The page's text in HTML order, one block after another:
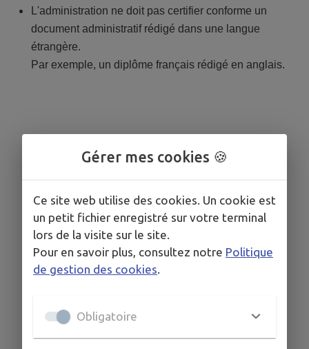
L'administration ne doit pas certifier conforme un
document administratif rédigé dans une langue
étrangère.
Par exemple, un diplôme français rédigé en anglais.
Gérer mes cookies 🍪
Ce site web utilise des cookies. Un cookie est
un petit fichier enregistré sur votre terminal
lors de la visite sur le site.
Pour en savoir plus, consultez notre Politique
de gestion des cookies
Obligatoire